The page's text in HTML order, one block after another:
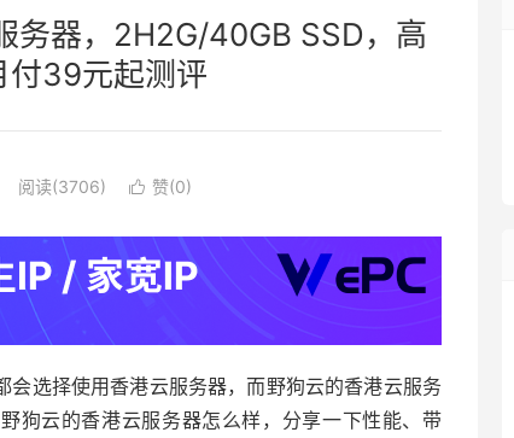
务器，2H2G/40GB SSD，高
付39元起测评
阅读(3706)  赞(0)
选择使用香港云服务器，而野狗云的香港云服务
狗云的香港云服务器怎么样，分享一下性能、带